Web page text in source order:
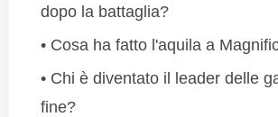
dopo la battaglia?
Cosa ha fatto l'aquila a
Chi è diventato il leader delle
fine?